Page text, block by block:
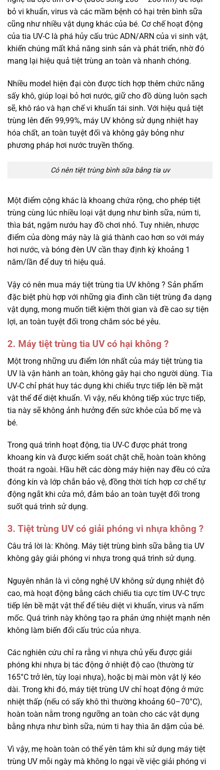
bỏ vi khuẩn, virus và các mầm bệnh có hại trên bình sữa
cũng như nhiều vật dụng khác của bé. Cơ chế hoạt động
của tia UV-C là phá hủy cấu trúc ADN/ARN của vi sinh vật,
khiến chúng mất khả năng sinh sản và phát triển, nhờ đó
mang lại hiệu quả tiệt trùng an toàn và nhanh chóng.
Nhiều model hiện đại còn được tích hợp thêm chức năng
sấy khô, giúp loại bỏ hơi nước, giữ cho đồ dùng luôn sạch
sẽ, khô ráo và hạn chế vi khuẩn tái sinh. Với hiệu quả tiệt
trùng lên đến 99,99%, máy UV không sử dụng nhiệt hay
hóa chất, an toàn tuyệt đối và không gây bỏng như
phương pháp hơi nước truyền thống.
Có nên tiệt trùng bình sữa bằng tia uv
Một điểm cộng khác là khoang chứa rộng, cho phép tiệt
trùng cùng lúc nhiều loại vật dụng như bình sữa, núm ti,
thìa bát, ngậm nướu hay đồ chơi nhỏ. Tuy nhiên, nhược
điểm của dòng máy này là giá thành cao hơn so với máy
hơi nước, và bóng đèn UV cần thay định kỳ khoảng 1
năm/lần để duy trì hiệu quả.
Vậy có nên mua máy tiệt trùng tia UV không ? Sản phẩm
đặc biệt phù hợp với những gia đình cần tiệt trùng đa dạng
vật dụng, mong muốn tiết kiệm thời gian và đề cao sự tiện
lợi, an toàn tuyệt đối trong chăm sóc bé yêu.
2. Máy tiệt trùng tia UV có hại không ?
Một trong những ưu điểm lớn nhất của máy tiệt trùng tia
UV là vận hành an toàn, không gây hại cho người dùng. Tia
UV-C chỉ phát huy tác dụng khi chiếu trực tiếp lên bề mặt
vật thể để diệt khuẩn. Vì vậy, nếu không tiếp xúc trực tiếp,
tia này sẽ không ảnh hưởng đến sức khỏe của bố mẹ và
bé.
Trong quá trình hoạt động, tia UV-C được phát trong
khoang kín và được kiểm soát chặt chẽ, hoàn toàn không
thoát ra ngoài. Hầu hết các dòng máy hiện nay đều có cửa
đóng kín và lớp chắn bảo vệ, đồng thời tích hợp cơ chế tự
động ngắt khi cửa mở, đảm bảo an toàn tuyệt đối trong
suốt quá trình sử dụng.
3. Tiệt trùng UV có giải phóng vi nhựa không ?
Câu trả lời là: Không. Máy tiệt trùng bình sữa bằng tia UV
không gây giải phóng vi nhựa trong quá trình sử dụng.
Nguyên nhân là vì công nghệ UV không sử dụng nhiệt độ
cao, mà hoạt động bằng cách chiếu tia cực tím UV-C trực
tiếp lên bề mặt vật thể để tiêu diệt vi khuẩn, virus và nấm
mốc. Quá trình này không tạo ra phản ứng nhiệt mạnh nên
không làm biến đổi cấu trúc của nhựa.
Các nghiên cứu chỉ ra rằng vi nhựa chủ yếu được giải
phóng khi nhựa bị tác động ở nhiệt độ cao (thường từ
165°C trở lên, tùy loại nhựa), hoặc bị mài mòn vật lý kéo
dài. Trong khi đó, máy tiệt trùng UV chỉ hoạt động ở mức
nhiệt thấp (nếu có sấy khô thì thường khoảng 60–70°C),
hoàn toàn nằm trong ngưỡng an toàn cho các vật dụng
bằng nhựa như bình sữa, núm ti hay thìa ăn dặm của bé.
Vì vậy, mẹ hoàn toàn có thể yên tâm khi sử dụng máy tiệt
trùng UV mỗi ngày mà không lo ngại về việc giải phóng vi